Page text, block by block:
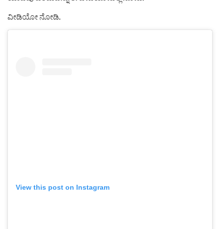
ವೀಡಿಯೋ ನೋಡಿ.
View this post on Instagram